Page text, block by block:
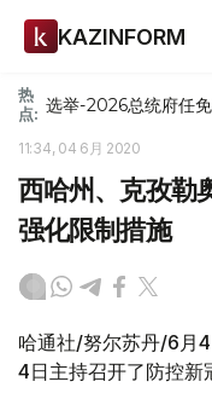
KAZINFORM
热
点: 选举-2026总统府任免
11:34, 04 6月 2020
西哈州、克孜勒
强化限制措施
哈通社/努尔苏丹/6月
4日主持召开了防控新